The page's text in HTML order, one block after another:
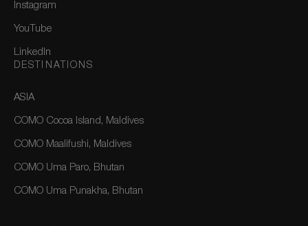
Instagram
YouTube
LinkedIn
DESTINATIONS
ASIA
COMO Cocoa Island, Maldives
COMO Maalifushi, Maldives
COMO Uma Paro, Bhutan
COMO Uma Punakha, Bhutan